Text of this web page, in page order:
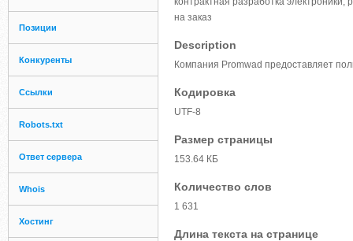
Позиции
Конкуренты
Ссылки
Robots.txt
Ответ сервера
Whois
Хостинг
на заказ
Description
Компания Promwad предоставляет
Кодировка
UTF-8
Размер страницы
153.64 КБ
Количество слов
1 631
Длина текста на странице